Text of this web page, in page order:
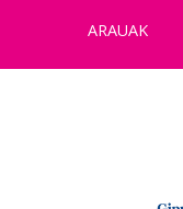
ARAUAK